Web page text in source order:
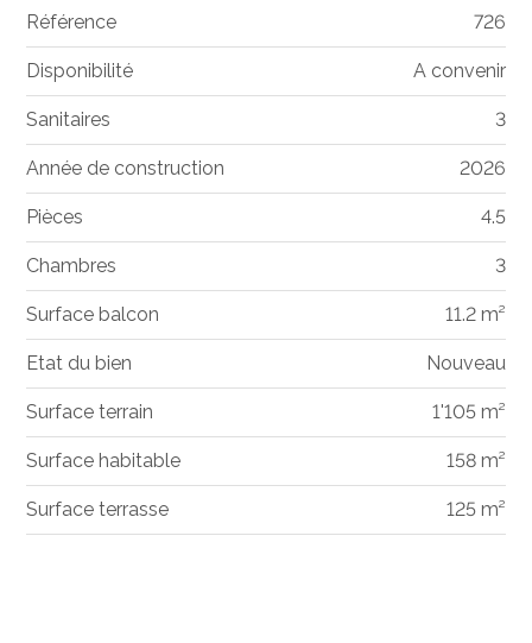
Référence 726
Disponibilité A convenir
Sanitaires 3
Année de construction 2026
Pièces 4.5
Chambres 3
Surface balcon 11.2 m²
Etat du bien Nouveau
Surface terrain 1'105 m²
Surface habitable 158 m²
Surface terrasse 125 m²